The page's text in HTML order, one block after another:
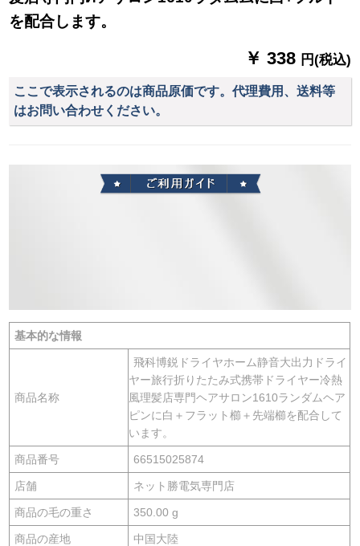
を配合します。
￥ 338 円(税込)
ここで表示されるのは商品原価です。代理費用、送料等
はお問い合わせください。
基本的な情報
商品名称
飛科博鋭ドライヤホーム静音大出力ドライ
ヤー旅行折りたたみ式携帯ドライヤー冷熱
風理髪店専門ヘアサロン1610ランダムヘア
ピンに白＋フラット櫛＋先端櫛を配合して
います。
商品番号 66515025874
店舗 ネット勝電気専門店
商品の毛の重さ 350.00 g
商品の産地 中国大陸